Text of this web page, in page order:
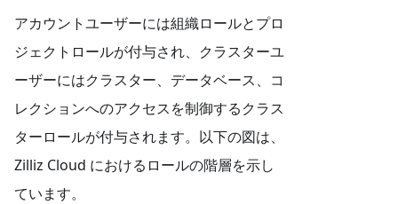
アカウントユーザーには組織ロールとプロ
ジェクトロールが付与され、クラスターユ
ーザーにはクラスター、データベース、コ
レクションへのアクセスを制御するクラス
ターロールが付与されます。以下の図は、
Zilliz Cloud におけるロールの階層を示し
ています。